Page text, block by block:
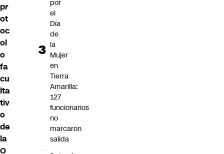
pr
ot
oc
ol
o
fa
cu
lta
tiv
o
de
la
O
por
el
Día
de
la
Mujer
en
Tierra
Amarilla:
127
funcionarios
no
marcaron
salida